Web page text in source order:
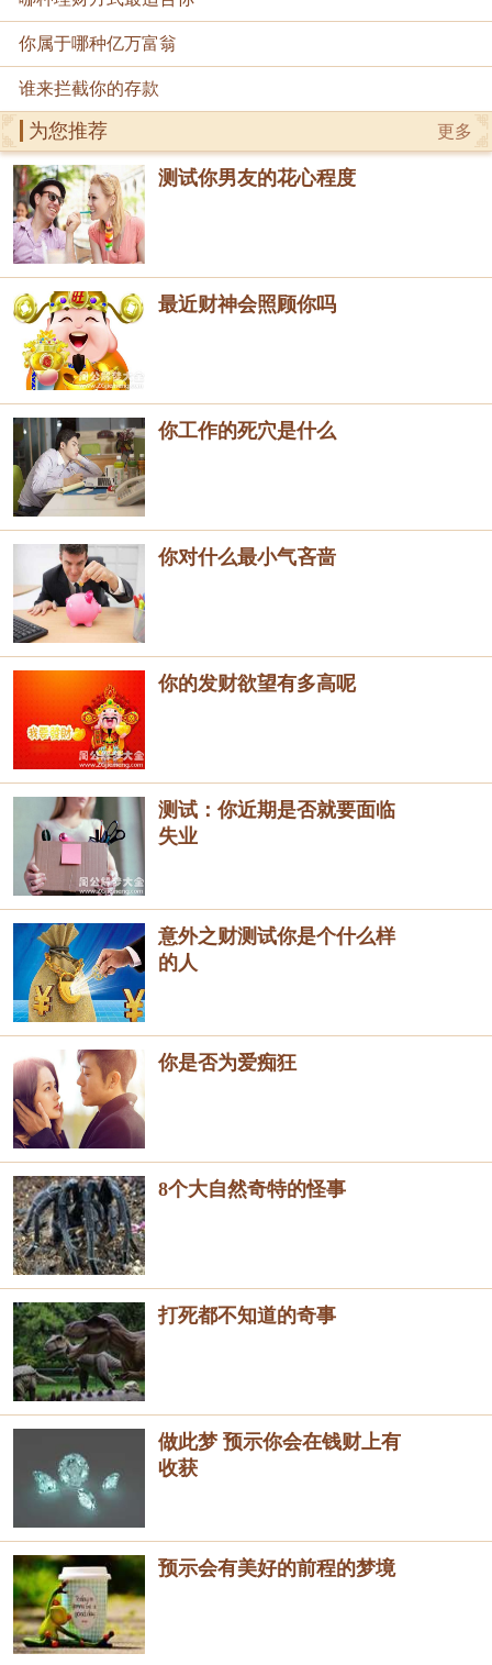
你属于哪种亿万富翁
谁来拦截你的存款
更多
为您推荐
测试你男友的花心程度
最近财神会照顾你吗
你工作的死穴是什么
你对什么最小气吝啬
你的发财欲望有多高呢
测试：你近期是否就要面临
失业
意外之财测试你是个什么样
的人
你是否为爱痴狂
8个大自然奇特的怪事
打死都不知道的奇事
做此梦 预示你会在钱财上有
收获
预示会有美好的前程的梦境